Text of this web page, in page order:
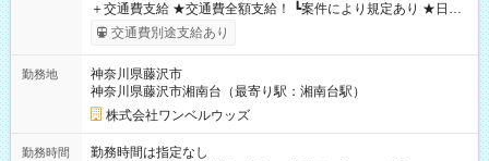
＋交通費支給 ★交通費全額支給！ ┗案件により規定あり ★日払
いOK！（規定あり） ┗働いたその日に現金GET♪ お仕事後はコ
ンビニATMから 日払い分を引き落とせます！ 【試用期間】試
交通費別途支給あり
勤務地
神奈川県藤沢市
神奈川県藤沢市湘南台（最寄り駅：湘南台駅）
株式会社ワンベルウッズ
勤務時間
勤務時間は指定なし